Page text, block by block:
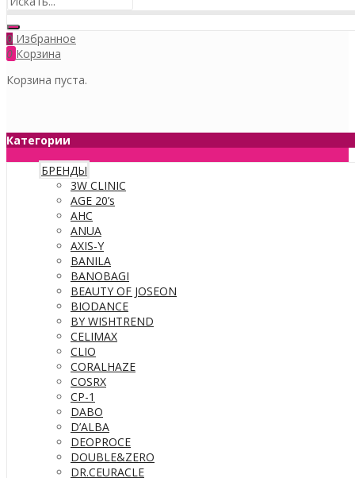
0 Избранное
0 Корзина
Корзина пуста.
Категории
БРЕНДЫ
3W CLINIC
AGE 20’s
AHC
ANUA
AXIS-Y
BANILA
BANOBAGI
BEAUTY OF JOSEON
BIODANCE
BY WISHTREND
CELIMAX
CLIO
CORALHAZE
COSRX
CP-1
DABO
D’ALBA
DEOPROCE
DOUBLE&ZERO
DR.CEURACLE